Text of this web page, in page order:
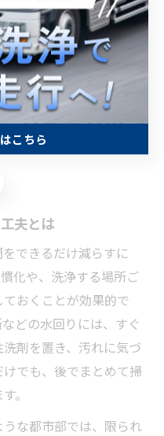
駄のない洗浄習慣を始め
クニックのコ
夫とは
できるだけ減らすに
化や、洗浄する場所ご
おくことが効果的で
どの水回りには、すぐ
剤を置き、汚れに気づ
でも、後でまとめて掃
。
な都市部では、限られ
こちら
こちら